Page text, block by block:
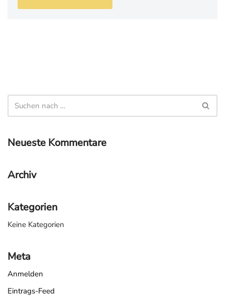
Neueste Kommentare
Archiv
Kategorien
Keine Kategorien
Meta
Anmelden
Eintrags-Feed